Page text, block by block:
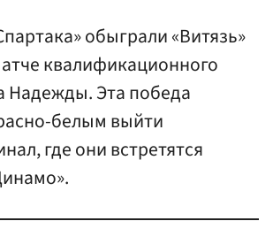
обыграли «Витязь»
квалификационного
Надежды. Эта победа
белым выйти
где они встретятся